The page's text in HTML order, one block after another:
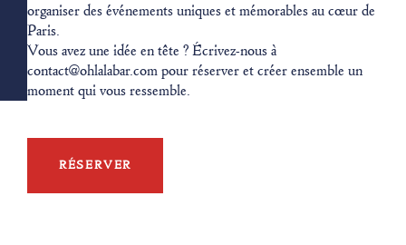
organiser des événements uniques et mémorables au cœur de
Paris.
Vous avez une idée en tête ? Écrivez-nous à
contact@ohlalabar.com pour réserver et créer ensemble un
moment qui vous ressemble.
RÉSERVER